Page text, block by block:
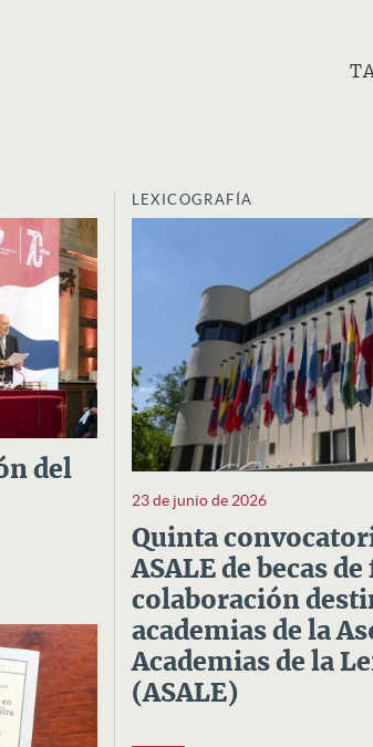
del
LEXICOGRAFÍA
23 de junio de 2026
Quinta
ASALE de becas
colaboración
academias de la
Academias de la
(ASALE)